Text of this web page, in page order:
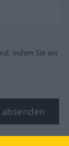
indem Sie ein